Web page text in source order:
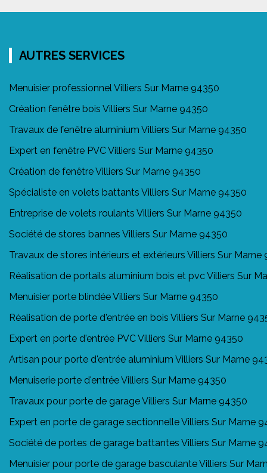
AUTRES SERVICES
Menuisier professionnel Villiers Sur Marne 94350
Création fenêtre bois Villiers Sur Marne 94350
Travaux de fenêtre aluminium Villiers Sur Marne 94350
Expert en fenêtre PVC Villiers Sur Marne 94350
Création de fenêtre Villiers Sur Marne 94350
Spécialiste en volets battants Villiers Sur Marne 94350
Entreprise de volets roulants Villiers Sur Marne 94350
Société de stores bannes Villiers Sur Marne 94350
Travaux de stores intérieurs et extérieurs Villiers Sur Marne
Réalisation de portails aluminium bois et pvc Villiers Sur
Menuisier porte blindée Villiers Sur Marne 94350
Réalisation de porte d'entrée en bois Villiers Sur Marne
Expert en porte d'entrée PVC Villiers Sur Marne 94350
Artisan pour porte d'entrée aluminium Villiers Sur Marne
Menuiserie porte d'entrée Villiers Sur Marne 94350
Travaux pour porte de garage Villiers Sur Marne 94350
Expert en porte de garage sectionnelle Villiers Sur Marne
Société de portes de garage battantes Villiers Sur Marne
Menuisier pour porte de garage basculante Villiers Sur